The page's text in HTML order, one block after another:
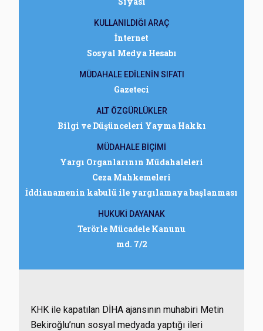
KULLANILDIĞI ARAÇ
İnternet
Sosyal Medya Hesabı
MÜDAHALE EDİLENİN SIFATI
Gazeteci
ALT ÖZGÜRLÜKLER
Bilgi ve Düşünceleri Yayma Hakkı
MÜDAHALE BİÇİMİ
Yargı Organlarının Müdahaleleri
Ceza Mahkemeleri
İddianamenin kabulü ile yargılamaya başlanması
HUKUKİ DAYANAK
Terörle Mücadele Kanunu
md. 7/2
KHK ile kapatılan DİHA ajansının muhabiri Metin
Bekiroğlu’nun sosyal medyada yaptığı ileri